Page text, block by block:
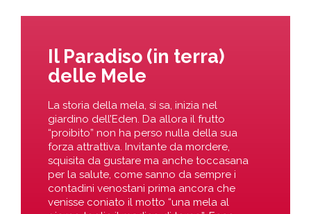
Il Paradiso (in terra)
delle Mele
La storia della mela, si sa, inizia nel
giardino dell’Eden. Da allora il frutto
“proibito” non ha perso nulla della sua
forza attrattiva. Invitante da mordere,
squisita da gustare ma anche toccasana
per la salute, come sanno da sempre i
contadini venostani prima ancora che
venisse coniato il motto “una mela al